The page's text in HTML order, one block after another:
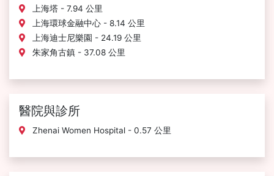
上海塔 - 7.94 公里
上海環球金融中心 - 8.14 公里
上海迪士尼樂園 - 24.19 公里
朱家角古鎮 - 37.08 公里
醫院與診所
Zhenai Women Hospital - 0.57 公里